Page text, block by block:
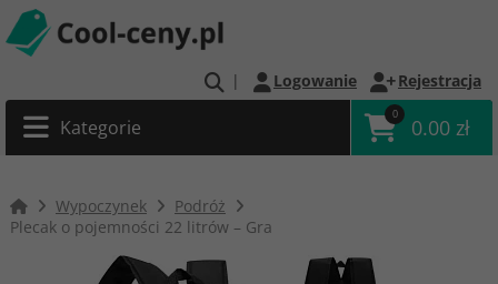
| Logowanie Rejestracja
Kategorie
0
0.00 zł
Wypoczynek
Podróż
Plecak o pojemności 22 litrów – Gra